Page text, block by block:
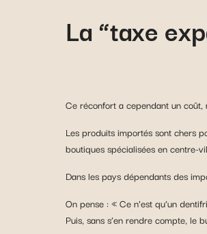
La “taxe
Ce réconfort a cependant un coût,
Les produits importés sont chers
boutiques spécialisées en centre-
Dans les pays dépendants des
On pense : « Ce n’est qu’un
Puis, sans s’en rendre compte, le